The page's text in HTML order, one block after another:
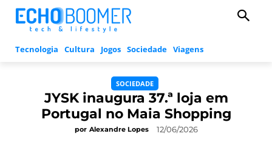
Tecnologia Cultura Jogos Sociedade Viagens
SOCIEDADE
JYSK inaugura 37.ª loja em
Portugal no Maia Shopping
por Alexandre Lopes 12/06/2026